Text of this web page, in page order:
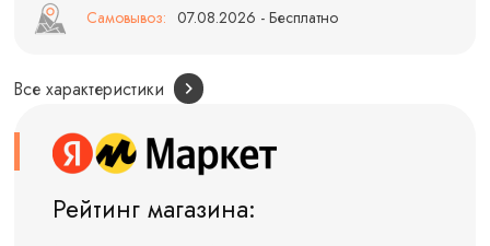
Самовывоз: 07.08.2026 - Бесплатно
Все характеристики
Рейтинг магазина: